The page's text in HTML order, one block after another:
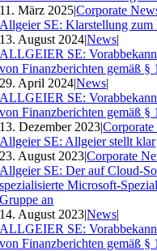
11. März 2025|Corporate
Allgeier SE: Klarstellung zum
13. August 2024|News|
ALLGEIER SE:
von Finanzberichten gemäß §
29. April 2024|News|
ALLGEIER SE:
von Finanzberichten gemäß §
13. Dezember 2023|
Allgeier SE: Allgeier stellt klar
23. August 2023|Corporate
Allgeier SE: Der auf Cloud-
spezialisierte Microsoft-
Gruppe an
14. August 2023|News|
ALLGEIER SE:
von Finanzberichten gemäß §